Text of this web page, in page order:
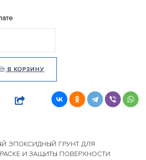
В КОРЗИНУ
ЭПОКСИДНЫЙ ГРУНТ ДЛЯ
И ЗАЩИТЫ ПОВЕРХНОСТИ